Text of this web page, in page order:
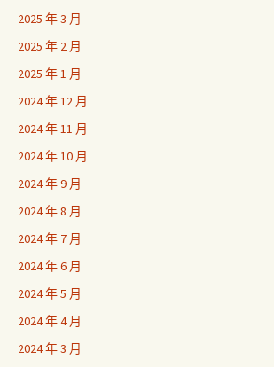
2025 年 3 月
2025 年 2 月
2025 年 1 月
2024 年 12 月
2024 年 11 月
2024 年 10 月
2024 年 9 月
2024 年 8 月
2024 年 7 月
2024 年 6 月
2024 年 5 月
2024 年 4 月
2024 年 3 月